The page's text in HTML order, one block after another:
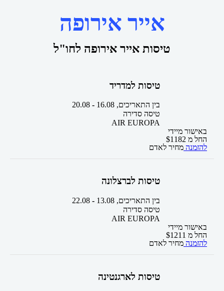
אייר אירופה
טיסות אייר אירופה לחו"ל
טיסות למדריד
בין התאריכים, -
20.08
טיסה סדירה
AIR EUROPA
באישור מיידי
החל מ
$1182
להזמנה מחיר לאדם
טיסות לברצלונה
בין התאריכים, -
22.08
טיסה סדירה
AIR EUROPA
באישור מיידי
החל מ
$1211
להזמנה מחיר לאדם
טיסות לארגנטינה